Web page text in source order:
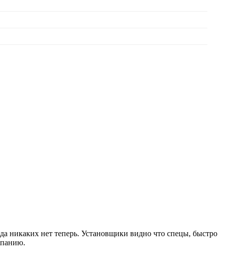
никаких нет теперь. Установщики видно что спецы, быстро